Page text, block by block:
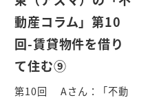
動産コラム」第10
回-賃貸物件を借り
て住む⑨
第10回 Aさん：「不動